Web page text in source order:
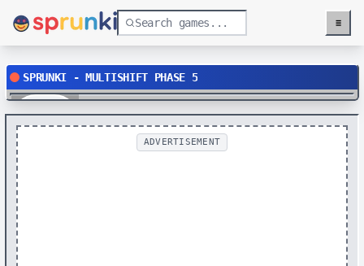
Menu
≡
SPRUNKI - MULTISHIFT PHASE 5
Play
ADVERTISEMENT